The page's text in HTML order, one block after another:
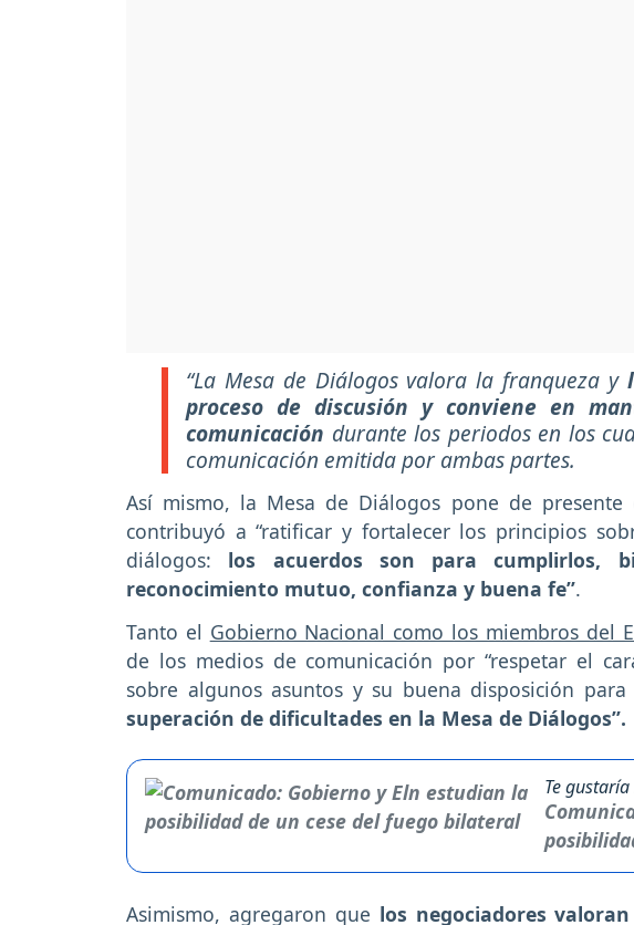
“La Mesa de Diálogos valora la franqueza y
proceso de discusión y conviene en
comunicación durante los periodos en los
comunicación emitida por ambas partes.
Así mismo, la Mesa de Diálogos pone de
contribuyó a “ratificar y fortalecer los principios
diálogos: los acuerdos son para cumplirlos,
reconocimiento mutuo, confianza y buena fe”.
Tanto el Gobierno Nacional como los miembros del
de los medios de comunicación por “respetar el
sobre algunos asuntos y su buena disposición para
superación de dificultades en la Mesa de Diálogos”.
Te
Asimismo, agregaron que los negociadores